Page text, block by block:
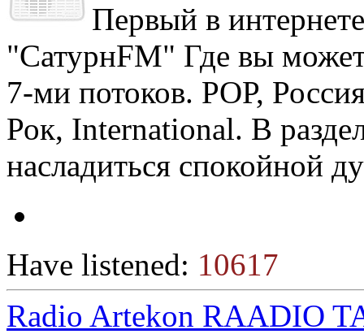
Первый в
"СатурнFM" Где вы
7-ми потоков. РОР,
Рок, International. В
насладиться спокойной
Have listened: 10617
Radio Artekon RAADIO